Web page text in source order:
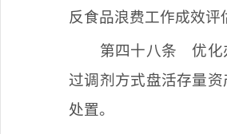
反食品浪费工作成效
第四十八条 优化
过调剂方式盘活存量
处置。